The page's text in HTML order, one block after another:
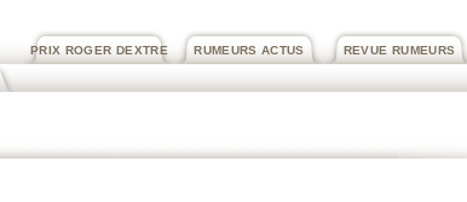
REVUE RUMEURS
RUMEURS ACTUS
PRIX ROGER DEXTRE